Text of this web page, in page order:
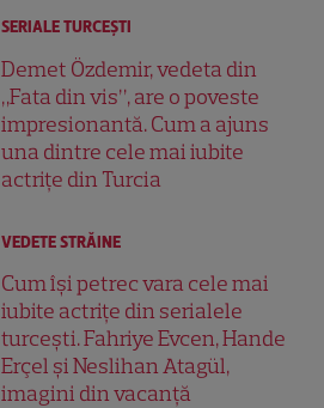
SERIALE TURCEŞTI
Demet Özdemir, vedeta din
„Fata din vis”, are o poveste
impresionantă. Cum a ajuns
una dintre cele mai iubite
actrițe din Turcia
VEDETE STRĂINE
Cum își petrec vara cele mai
iubite actrițe din serialele
turcești. Fahriye Evcen, Hande
Erçel și Neslihan Atagül,
imagini din vacanță